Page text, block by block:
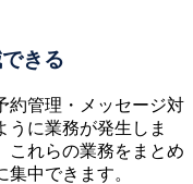
きる
約管理・メッセージ対
うに業務が発生しま
これらの業務をまとめ
中できます。